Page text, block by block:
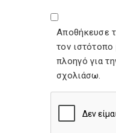
Αποθήκευσε
τον
πλοηγό για
σχολιάσω.